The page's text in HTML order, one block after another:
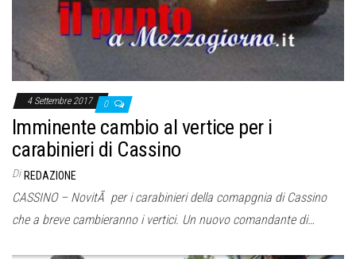
4 Settembre 2017 0
Imminente cambio al vertice per i
carabinieri di Cassino
Di REDAZIONE
CASSINO – NovitÃ per i carabinieri della comapgnia di Cassino
che a breve cambieranno i vertici. Un nuovo comandante di…